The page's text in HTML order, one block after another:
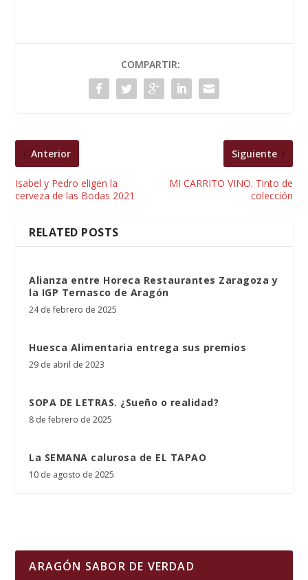
COMPARTIR:
Anterior
Isabel y Pedro eligen la
cerveza de las Bodas 2021
Siguiente
MI CARRITO VINO. Tinto de
colección
RELATED POSTS
Alianza entre Horeca Restaurantes Zaragoza y
la IGP Ternasco de Aragón
24 de febrero de 2025
Huesca Alimentaria entrega sus premios
29 de abril de 2023
SOPA DE LETRAS. ¿Sueño o realidad?
8 de febrero de 2025
La SEMANA calurosa de EL TAPAO
10 de agosto de 2025
ARAGÓN SABOR DE VERDAD